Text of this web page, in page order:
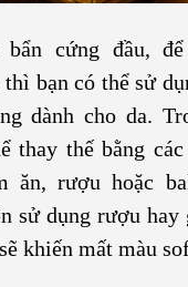
cứng đầu,
thì bạn có thể sử
dành cho da.
thay thế bằng
ăn, rượu hoặc
sử dụng rượu hay
khiến mất màu